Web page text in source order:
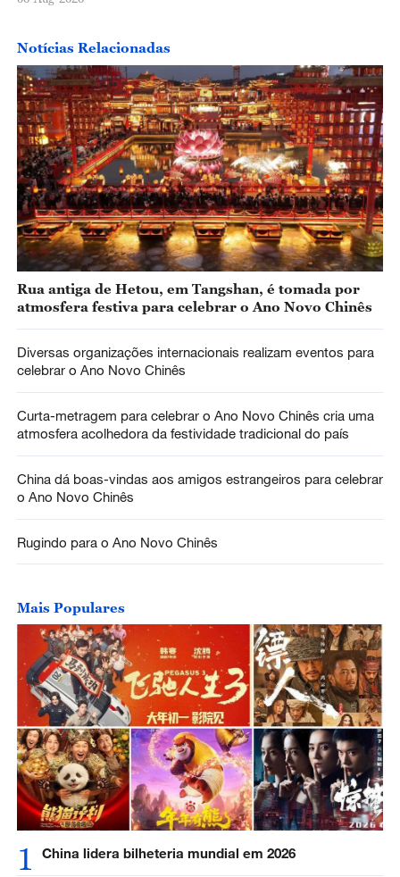
Notícias Relacionadas
Rua antiga de Hetou, em Tangshan, é tomada por
atmosfera festiva para celebrar o Ano Novo Chinês
Diversas organizações internacionais realizam eventos para
celebrar o Ano Novo Chinês
Curta-metragem para celebrar o Ano Novo Chinês cria uma
atmosfera acolhedora da festividade tradicional do país
China dá boas-vindas aos amigos estrangeiros para celebrar
o Ano Novo Chinês
Rugindo para o Ano Novo Chinês
Mais Populares
1 China lidera bilheteria mundial em 2026